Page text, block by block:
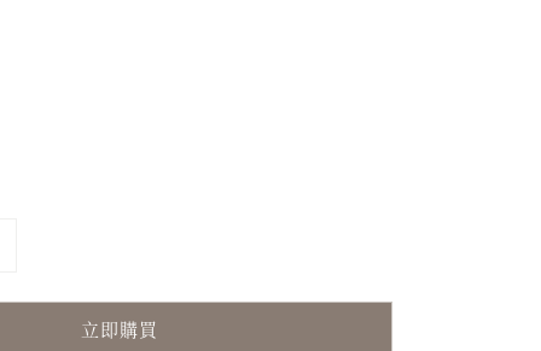
立即購買